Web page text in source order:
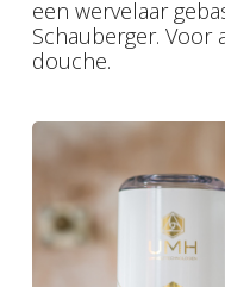
een wervelaar
Schauberger. Voor
douche.